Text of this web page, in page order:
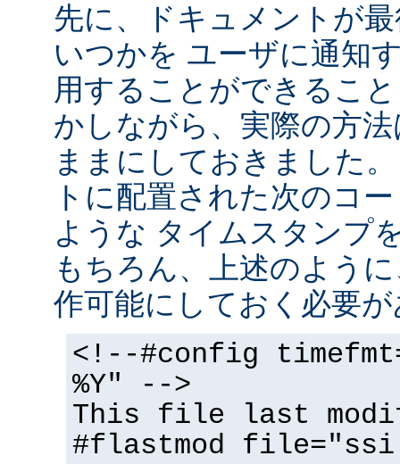
先に、ドキュメントが
いつかを ユーザに通知
用することができるこ
かしながら、実際の方
ままにしておきました
トに配置された次のコ
ような タイムスタンプ
もちろん、上述のよう
作可能にしておく必要
<!--#config
%Y" -->
This file last
#flastmod